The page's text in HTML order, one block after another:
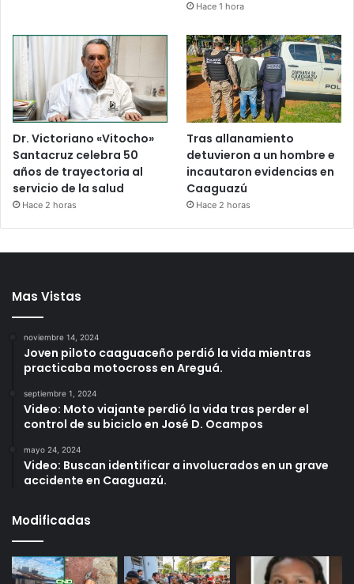
Hace 1 hora
Dr. Victoriano «Vitocho»
Santacruz celebra 50
años de trayectoria al
servicio de la salud
Hace 2 horas
Tras allanamiento
detuvieron a un hombre e
incautaron evidencias en
Caaguazú
Hace 2 horas
Mas Vistas
noviembre 14, 2024
Joven piloto caaguaceño perdió la vida mientras
practicaba motocross en Areguá.
septiembre 1, 2024
Video: Moto viajante perdió la vida tras perder el
control de su biciclo en José D. Ocampos
mayo 24, 2024
Video: Buscan identificar a involucrados en un grave
accidente en Caaguazú.
Modificadas